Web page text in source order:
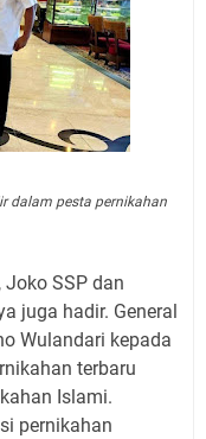
dalam pesta pernikahan
Joko SSP dan
juga hadir. General
Wulandari kepada
terbaru
Islami.
pernikahan